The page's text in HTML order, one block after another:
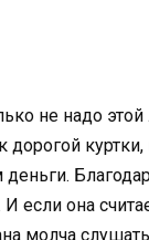
не надо
дорогой
деньги.
И если она
молча